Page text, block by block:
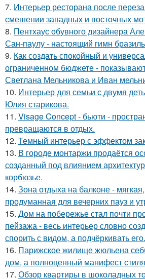
7. Интерьер ресторана после
смешении западных и восточных
8. Пентхаус обувного дизайнера
Сан-паулу - настоящий гимн
9. Как создать спокойный и
ограниченном бюджете -
Светлана Мельникова и Иван
10. Интерьер для семьи с двумя
Юлия старикова.
11. Visage Concept - бьюти -
превращаются в отдых.
12. Темный интерьер с эффектом
13. В городе монтаржи продаётся
созданный под влиянием
корбюзье.
14. Зона отдыха на балконе -
продуманная для вечерних пауз и
15. Дом на побережье стал почти
пейзажа - весь интерьер словно
спорить с видом, а подчёркивать его.
16. Парижское жилище жюльена
дом, а полноценный манифест
17. Обзор квартиры в шоколадных